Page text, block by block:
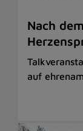
Nach
auf